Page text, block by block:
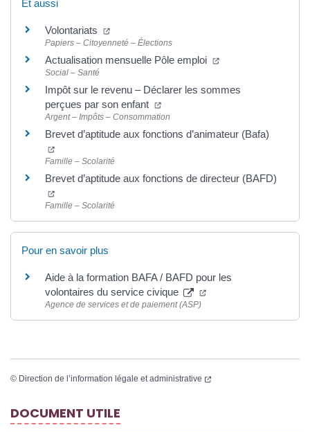
Et aussi
Volontariats
Papiers – Citoyenneté – Élections
Actualisation mensuelle Pôle emploi
Social – Santé
Impôt sur le revenu – Déclarer les sommes
perçues par son enfant
Argent – Impôts – Consommation
Brevet d’aptitude aux fonctions d’animateur (Bafa)
Famille – Scolarité
Brevet d’aptitude aux fonctions de directeur (BAFD)
Famille – Scolarité
Pour en savoir plus
Aide à la formation BAFA / BAFD pour les
volontaires du service civique
Agence de services et de paiement (ASP)
© Direction de l’information légale et administrative
DOCUMENT UTILE